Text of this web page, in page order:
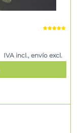
IVA incl., envío excl.